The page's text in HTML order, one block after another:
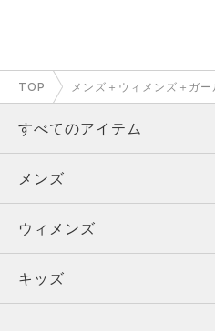
TOP メンズ＋ウィメンズ＋ガ
すべてのアイテム
メンズ
ウィメンズ
キッズ
メンズ
トップス
ボトムス
ウィメンズ
トップス
キッズ